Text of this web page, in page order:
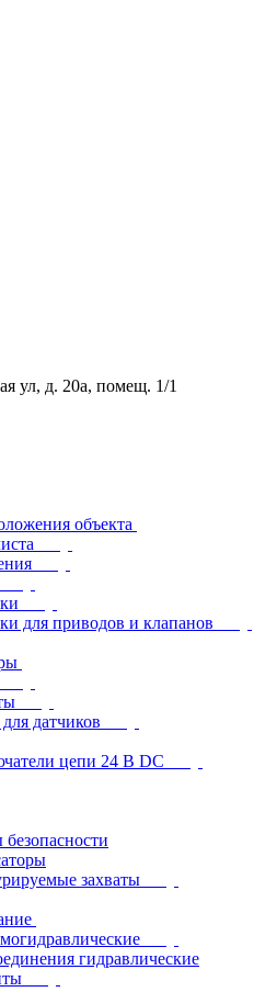
ул, д. 20а, помещ. 1/1
объекта
для приводов и клапанов
датчиков
цепи 24 В DC
захваты
гидравлические